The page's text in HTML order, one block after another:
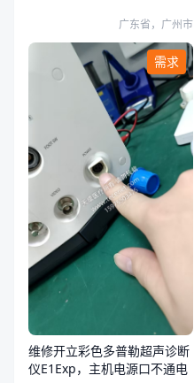
广东省，广州市
需求
维修开立彩色多普勒超声诊断
仪E1Exp，主机电源口不通电